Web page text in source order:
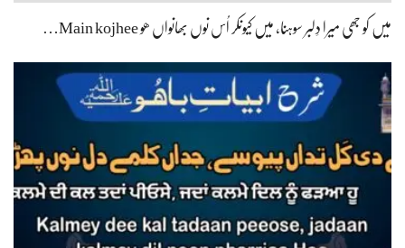
میں کو جھی میرا دِلبر سوہنا، میں کیونکر اُس نوں بھانواں ھو Main kojhee…